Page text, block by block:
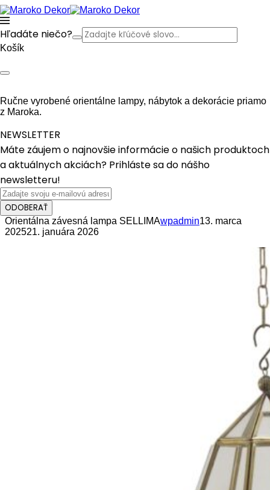
Hľadáte niečo?
Košík
Ručne vyrobené orientálne lampy, nábytok a dekorácie priamo
z Maroka.
NEWSLETTER
Máte záujem o najnovšie informácie o našich produktoch
a aktuálnych akciách? Prihláste sa do nášho
newsletteru!
ODOBERAŤ
Orientálna závesná lampa SELLIMAwpadmin13. marca
202521. januára 2026